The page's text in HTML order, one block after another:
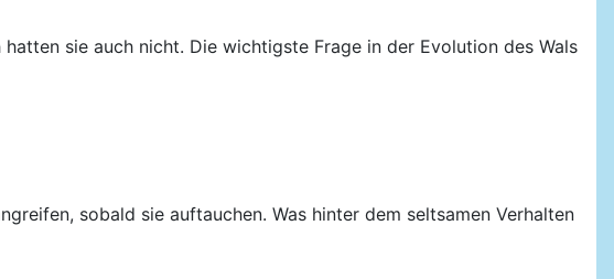
sie auch nicht. Die wichtigste Frage in der Evolution des Wals
sobald sie auftauchen. Was hinter dem seltsamen Verhalten